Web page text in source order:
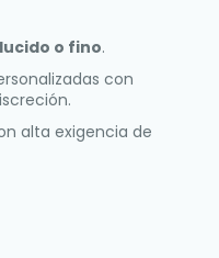
o fino.
con
alta exigencia de